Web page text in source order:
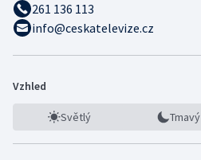
261 136 113
info@ceskatelevize.cz
Vzhled
Světlý Tmavý